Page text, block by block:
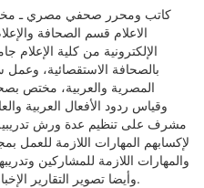
كاتب ومحرر صحفي مصري ـ
الاعلام قسم الصحافة
الإلكترونية من كلية الإعلام
بالصحافة الاستقصائية، وعمل
المصرية والعربية، مختص
وقياس ردود الأفعال العربية
مشرف على تنظيم عدة ورش تدريبية
لإكسابهم المهارات اللازمة للعمل
والمهارات اللازمة للمشاركين
وأيضا تصوير التقارير الإخبارية وإعداد محتوى البرامج التلفزيونية.